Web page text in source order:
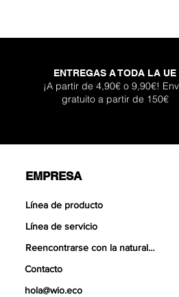
ENTREGAS A TODA LA UE
¡A partir de 4,90€ o 9,90€!
gratuito a partir de 150€
EMPRESA
Línea de producto
Línea de servicio
Reencontrarse con la naturaleza
Contacto
hola@wio.eco